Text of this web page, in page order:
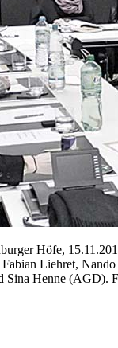
Höfe,
Liehret,
Sina Henne (AGD).